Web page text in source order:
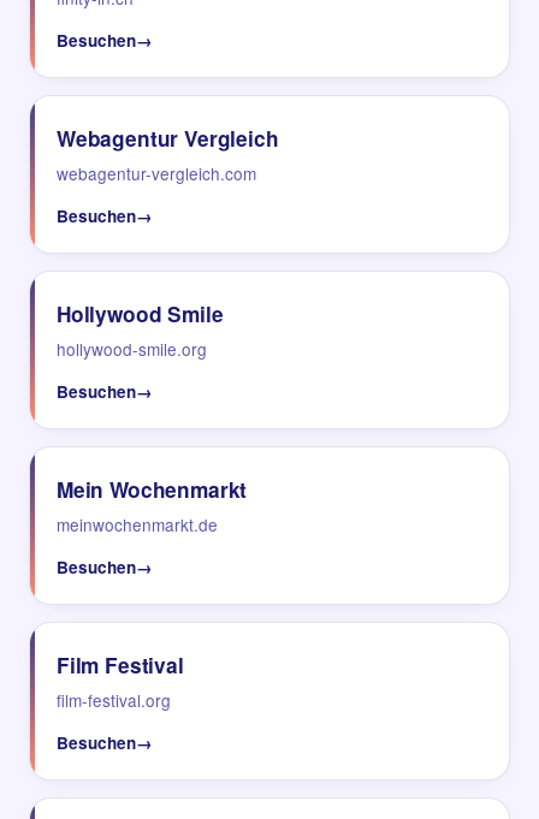
Besuchen→
Webagentur Vergleich
webagentur-vergleich.com
Besuchen→
Hollywood Smile
hollywood-smile.org
Besuchen→
Mein Wochenmarkt
meinwochenmarkt.de
Besuchen→
Film Festival
film-festival.org
Besuchen→